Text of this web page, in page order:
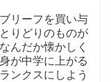
リーフを買い与
りどりのものが
んだか懐かしく
が中学に上がる
ンクスにしよう